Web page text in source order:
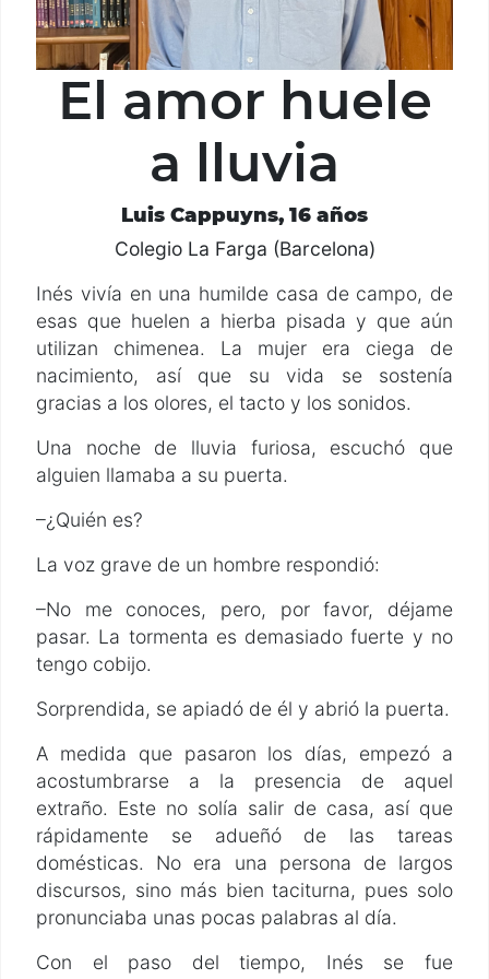
El amor huele
a lluvia
Luis Cappuyns, 16 años
Colegio La Farga (Barcelona)
Inés vivía en una humilde casa de campo, de
esas que huelen a hierba pisada y que aún
utilizan chimenea. La mujer era ciega de
nacimiento, así que su vida se sostenía
gracias a los olores, el tacto y los sonidos.
Una noche de lluvia furiosa, escuchó que
alguien llamaba a su puerta.
–¿Quién es?
La voz grave de un hombre respondió:
–No me conoces, pero, por favor, déjame
pasar. La tormenta es demasiado fuerte y no
tengo cobijo.
Sorprendida, se apiadó de él y abrió la puerta.
A medida que pasaron los días, empezó a
acostumbrarse a la presencia de aquel
extraño. Este no solía salir de casa, así que
rápidamente se adueñó de las tareas
domésticas. No era una persona de largos
discursos, sino más bien taciturna, pues solo
pronunciaba unas pocas palabras al día.
Con el paso del tiempo, Inés se fue